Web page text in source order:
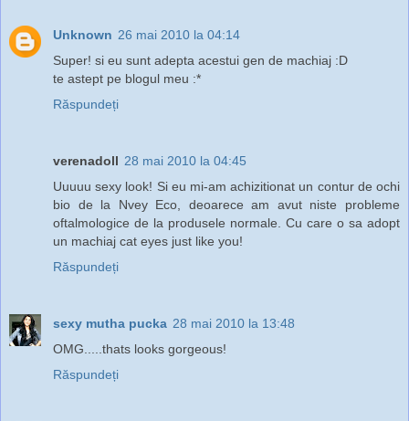
Unknown 26 mai 2010 la 04:14
Super! si eu sunt adepta acestui gen de machiaj :D
te astept pe blogul meu :*
Răspundeți
verenadoll 28 mai 2010 la 04:45
Uuuuu sexy look! Si eu mi-am achizitionat un contur de ochi
bio de la Nvey Eco, deoarece am avut niste probleme
oftalmologice de la produsele normale. Cu care o sa adopt
un machiaj cat eyes just like you!
Răspundeți
sexy mutha pucka 28 mai 2010 la 13:48
OMG.....thats looks gorgeous!
Răspundeți